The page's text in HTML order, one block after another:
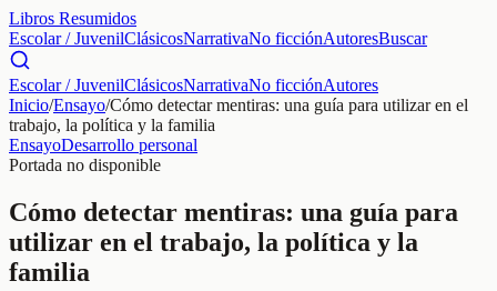
Libros Resumidos
Escolar / JuvenilClásicosNarrativaNo ficciónAutoresBuscar
Escolar / JuvenilClásicosNarrativaNo ficciónAutores
Inicio/Ensayo/Cómo detectar mentiras: una guía para utilizar en el
trabajo, la política y la familia
EnsayoDesarrollo personal
Portada no disponible
Cómo detectar mentiras: una guía para
utilizar en el trabajo, la política y la
familia